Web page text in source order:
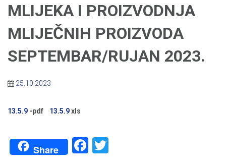
MLIJEKA I PROIZVODNJA
MLIJEČNIH PROIZVODA
SEPTEMBAR/RUJAN 2023.
25.10.2023
13.5.9 -pdf 13.5.9xls
Share Facebook